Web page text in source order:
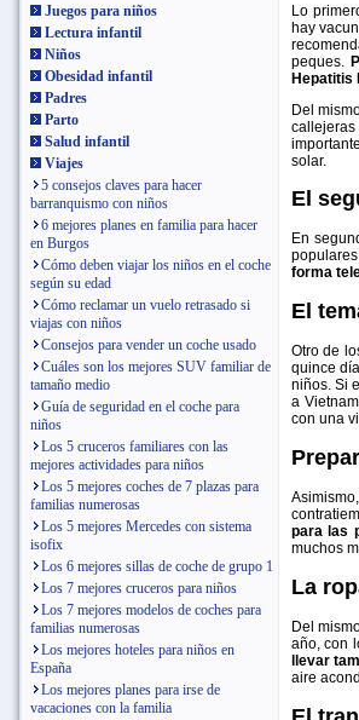
Juegos para niños
Lectura infantil
Niños
Obesidad infantil
Padres
Parto
Salud infantil
Viajes
5 consejos claves para hacer
barranquismo con niños
6 mejores planes en familia para hacer
en Burgos
Cómo deben viajar los niños en el coche
según su edad
Cómo reclamar un vuelo retrasado si
viajas con niños
Consejos para vender un coche usado
Cuáles son los mejores SUV familiar de
tamaño medio
Guía de seguridad en el coche para
niños
Los 5 cruceros familiares con las
mejores actividades para niños
Los 5 mejores coches de 7 plazas para
familias numerosas
Los 5 mejores Mercedes con sistema
isofix
Los 6 mejores sillas de coche de grupo 1
Los 7 mejores cruceros para niños
Los 7 mejores modelos de coches para
familias numerosas
Los mejores hoteles para niños en
España
Los mejores planes para irse de
vacaciones con la familia
Lo
hay
peques.
Hepatitis
Del
solar.
El
En
forma
El
Otro de
quince
niños. Si
a
con una
para las
muchos
La
Del
año, con
llevar
aire